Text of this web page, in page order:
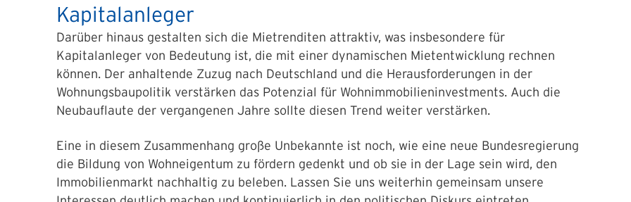
Kapitalanleger
Darüber hinaus gestalten sich die Mietrenditen attraktiv, was insbesondere für
Kapitalanleger von Bedeutung ist, die mit einer dynamischen Mietentwicklung rechnen
können. Der anhaltende Zuzug nach Deutschland und die Herausforderungen in der
Wohnungsbaupolitik verstärken das Potenzial für Wohnimmobilieninvestments. Auch die
Neubauflaute der vergangenen Jahre sollte diesen Trend weiter verstärken.
Eine in diesem Zusammenhang große Unbekannte ist noch, wie eine neue Bundesregierung
die Bildung von Wohneigentum zu fördern gedenkt und ob sie in der Lage sein wird, den
Immobilienmarkt nachhaltig zu beleben. Lassen Sie uns weiterhin gemeinsam unsere